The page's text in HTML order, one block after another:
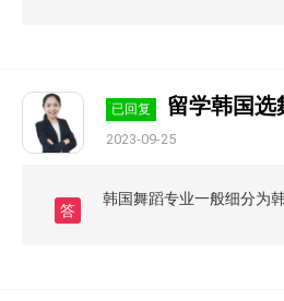
已回复 留学韩国选
2023-09-25
答
韩国舞蹈专业一般细分为